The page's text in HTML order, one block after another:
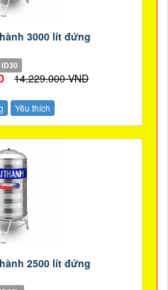
3000 lít đứng
ID30
14.229.000 VND
Yêu thích
2500 lít đứng